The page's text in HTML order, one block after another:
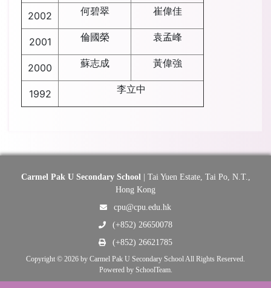
2002 何碧翠 崔偉佳
2001 倫國榮 袁孟峰
2000 蘇志成 黃偉強
1992 李立中
Carmel Pak U Secondary School| Tai Yuen Estate, Tai Po, N.T.,
Hong Kong
cpu@cpu.edu.hk
(+852) 26650078
(+852) 26621785
Copyright © 2026 by Carmel Pak U Secondary School All Rights Reserved.
Powered by SchoolTeam.